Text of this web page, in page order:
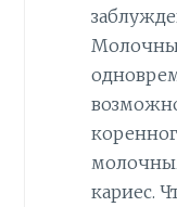
кариес.